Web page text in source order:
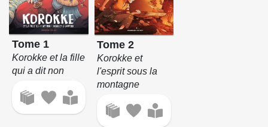
Tome 1
Korokke et la fille
qui a dit non
Tome 2
Korokke et
l'esprit sous la
montagne